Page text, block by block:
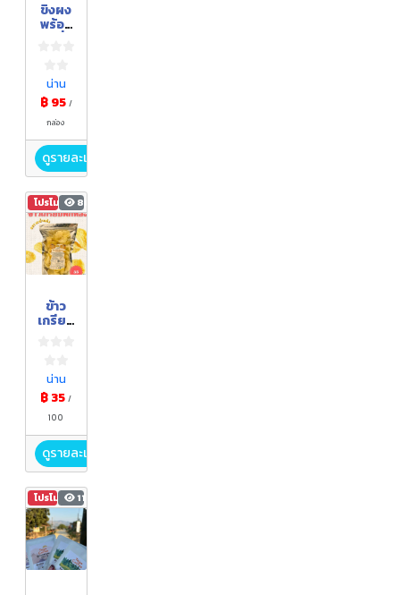
ขิงผง
พร้อม
น่าน
฿ 95 /
กล่อง
ดูรายละเอียด
โปรโมชัน 86
ข้าว
เกรียบ
น่าน
฿ 35/
100
ดูรายละเอียด
โปรโมชัน 118